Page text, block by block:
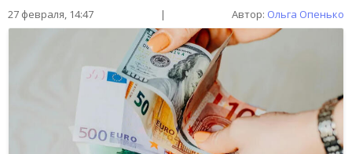
27 февраля, 14:47 | Автор: Ольга Опенько